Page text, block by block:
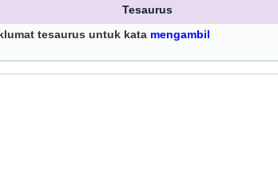
Tesaurus
tesaurus untuk kata mengambil